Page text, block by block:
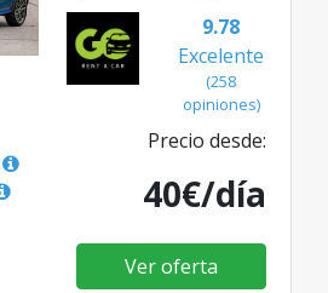
9.78
Excelente
(258
opiniones)
Precio desde:
40€/día
Ver oferta